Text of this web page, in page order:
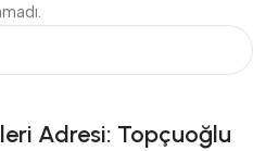
Adresi: Topçuoğlu